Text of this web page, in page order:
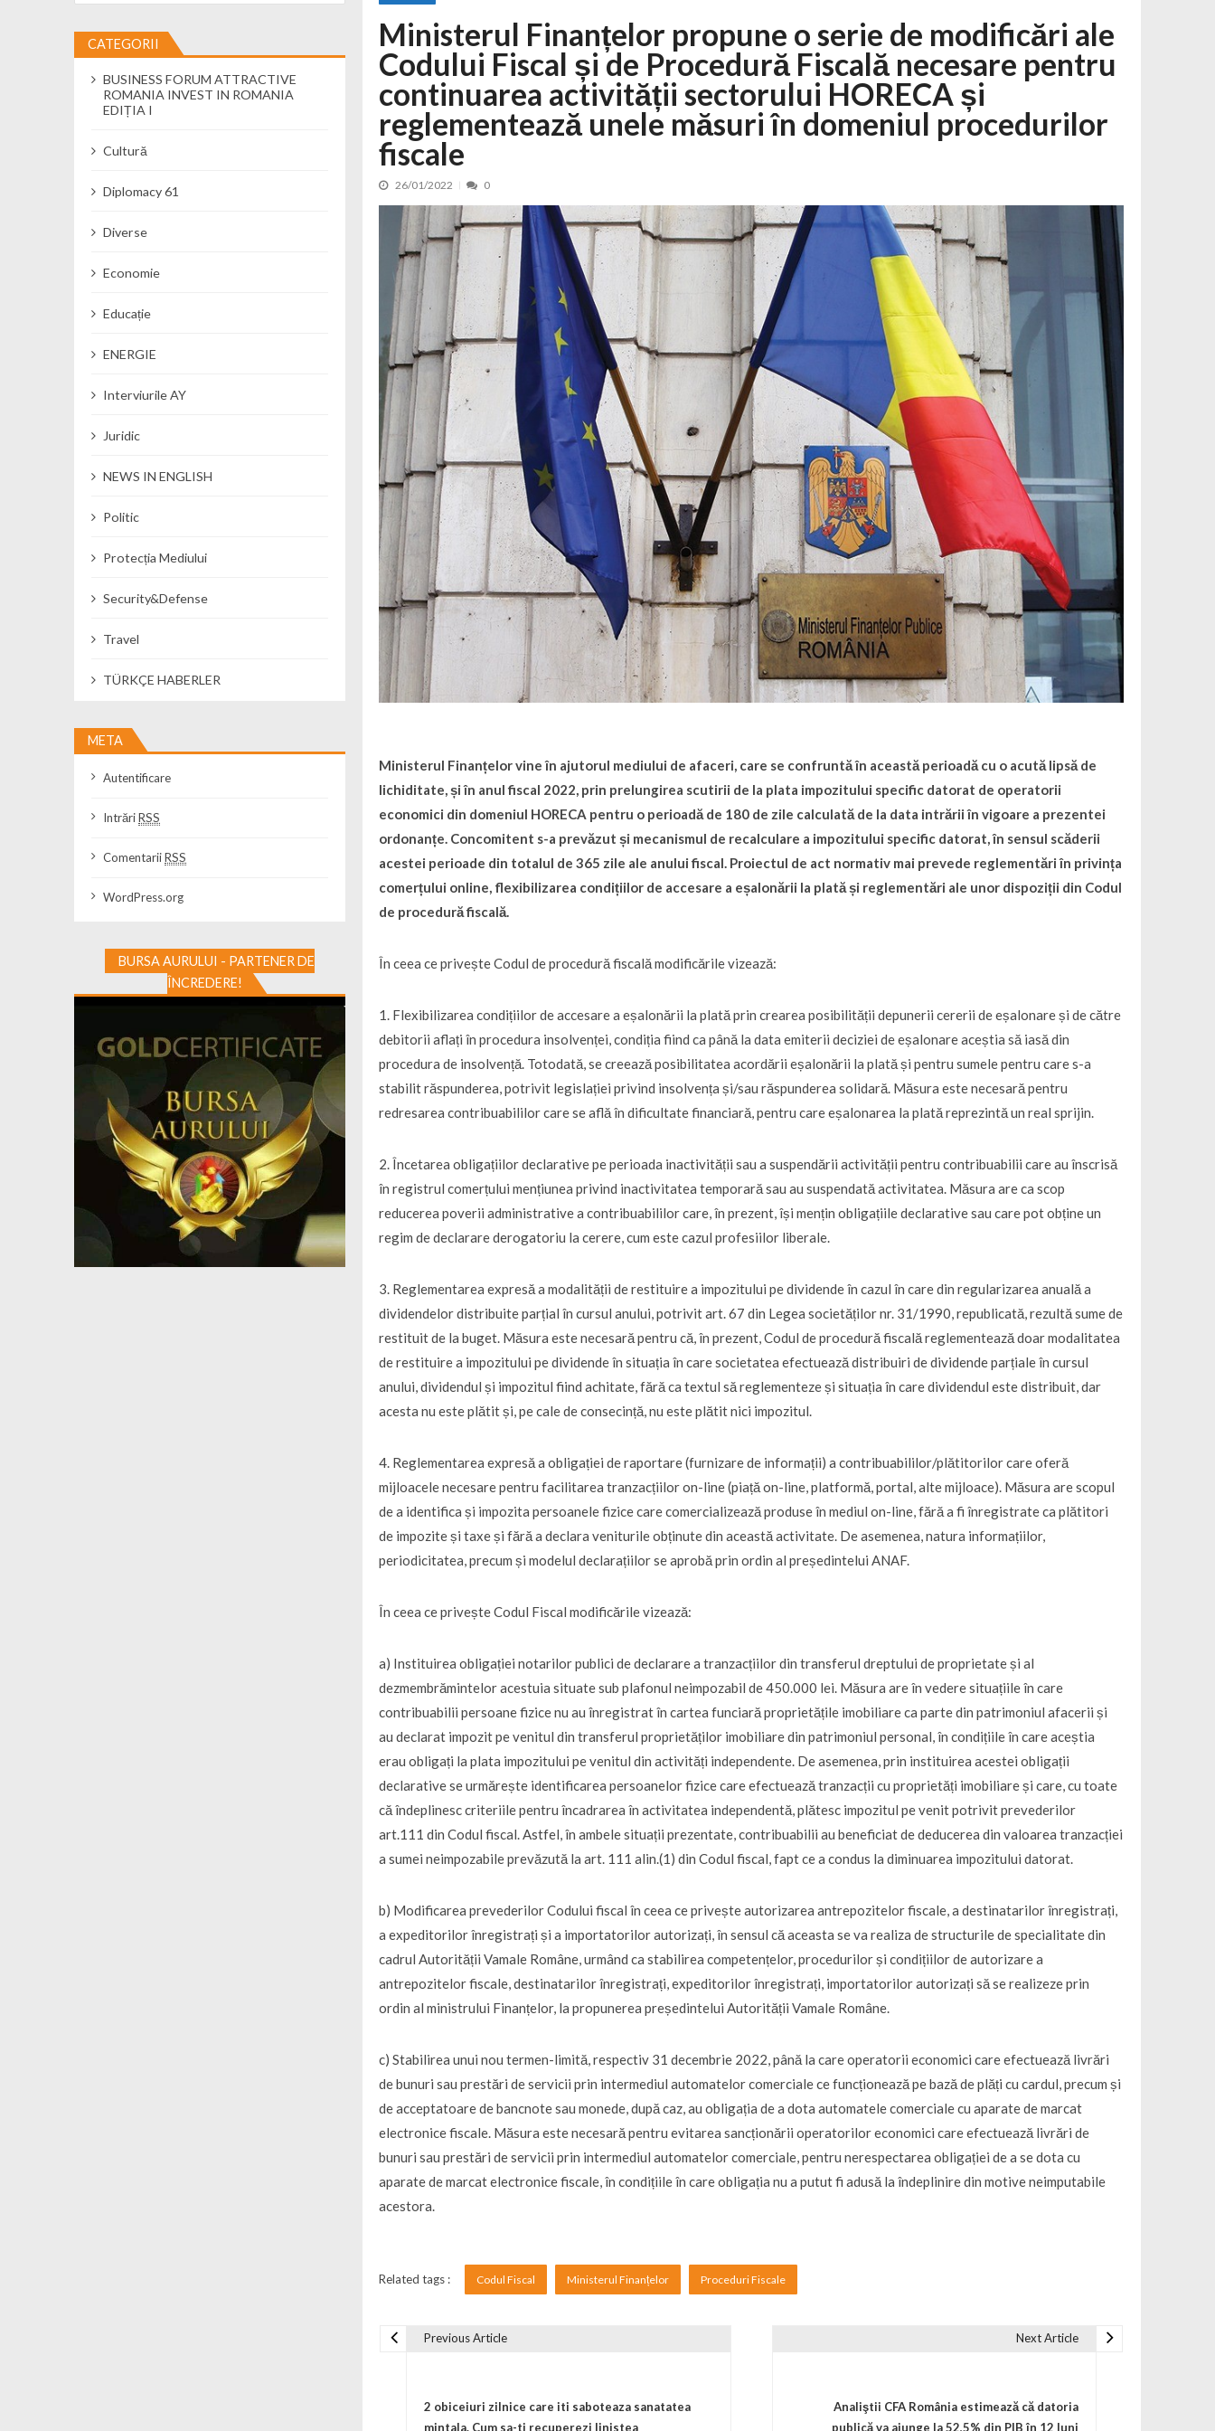
Încă o creșă modernă pentru Alba: 40 de locuri noi la Zlatna prin Programul...
Ministerul Mediului derulează dezbaterea publică pentru proiectul de lege care... 15/07/2026
Percheziții și flagrant în Neamț: canabis descoperit într-un colet și ascu... 15/07/2026
Ministerul Apărării Naționale participă la efortul național pentru protejar... 04/08/2026
Dobânzi de pânã la 7,50% la ediția FIDELIS din luna august 04/08/2026
MMAP pune în consultare publică proiectul Catalogului național al zonelor pri...
Ministerul Finanțelor propune o serie de modificări ale
Codului Fiscal și de Procedură Fiscală necesare pentru
continuarea activității sectorului HORECA și
reglementează unele măsuri în domeniul procedurilor
fiscale
26/01/2022 0
Ministerul Finanțelor vine în ajutorul mediului de afaceri, care se confruntă în această perioadă cu o acută lipsă de
lichiditate, și în anul fiscal 2022, prin prelungirea scutirii de la plata impozitului specific datorat de operatorii
economici din domeniul HORECA pentru o perioadă de 180 de zile calculată de la data intrării în vigoare a prezentei
ordonanțe. Concomitent s-a prevăzut și mecanismul de recalculare a impozitului specific datorat, în sensul scăderii
acestei perioade din totalul de 365 zile ale anului fiscal. Proiectul de act normativ mai prevede reglementări în privința
comerțului online, flexibilizarea condițiilor de accesare a eșalonării la plată și reglementări ale unor dispoziții din Codul
de procedură fiscală.
În ceea ce privește Codul de procedură fiscală modificările vizează:
1. Flexibilizarea condițiilor de accesare a eșalonării la plată prin crearea posibilității depunerii cererii de eșalonare și de către
debitorii aflați în procedura insolvenței, condiția fiind ca până la data emiterii deciziei de eșalonare aceștia să iasă din
procedura de insolvență. Totodată, se creează posibilitatea acordării eșalonării la plată și pentru sumele pentru care s-a
stabilit răspunderea, potrivit legislației privind insolvența și/sau răspunderea solidară. Măsura este necesară pentru
redresarea contribuabililor care se află în dificultate financiară, pentru care eșalonarea la plată reprezintă un real sprijin.
2. Încetarea obligațiilor declarative pe perioada inactivității sau a suspendării activității pentru contribuabilii care au înscrisă
în registrul comerțului mențiunea privind inactivitatea temporară sau au suspendată activitatea. Măsura are ca scop
reducerea poverii administrative a contribuabililor care, în prezent, își mențin obligațiile declarative sau care pot obține un
regim de declarare derogatoriu la cerere, cum este cazul profesiilor liberale.
3. Reglementarea expresă a modalității de restituire a impozitului pe dividende în cazul în care din regularizarea anuală a
dividendelor distribuite parțial în cursul anului, potrivit art. 67 din Legea societăților nr. 31/1990, republicată, rezultă sume de
restituit de la buget. Măsura este necesară pentru că, în prezent, Codul de procedură fiscală reglementează doar modalitatea
de restituire a impozitului pe dividende în situația în care societatea efectuează distribuiri de dividende parțiale în cursul
anului, dividendul și impozitul fiind achitate, fără ca textul să reglementeze și situația în care dividendul este distribuit, dar
acesta nu este plătit și, pe cale de consecință, nu este plătit nici impozitul.
4. Reglementarea expresă a obligației de raportare (furnizare de informații) a contribuabililor/plătitorilor care oferă
mijloacele necesare pentru facilitarea tranzacțiilor on-line (piață on-line, platformă, portal, alte mijloace). Măsura are scopul
de a identifica și impozita persoanele fizice care comercializează produse în mediul on-line, fără a fi înregistrate ca plătitori
de impozite și taxe și fără a declara veniturile obținute din această activitate. De asemenea, natura informațiilor,
periodicitatea, precum și modelul declarațiilor se aprobă prin ordin al președintelui ANAF.
În ceea ce privește Codul Fiscal modificările vizează:
a) Instituirea obligației notarilor publici de declarare a tranzacțiilor din transferul dreptului de proprietate și al
dezmembrămintelor acestuia situate sub plafonul neimpozabil de 450.000 lei. Măsura are în vedere situațiile în care
contribuabilii persoane fizice nu au înregistrat în cartea funciară proprietățile imobiliare ca parte din patrimoniul afacerii și
au declarat impozit pe venitul din transferul proprietăților imobiliare din patrimoniul personal, în condițiile în care aceștia
erau obligați la plata impozitului pe venitul din activități independente. De asemenea, prin instituirea acestei obligații
declarative se urmărește identificarea persoanelor fizice care efectuează tranzacții cu proprietăți imobiliare și care, cu toate
că îndeplinesc criteriile pentru încadrarea în activitatea independentă, plătesc impozitul pe venit potrivit prevederilor
art.111 din Codul fiscal. Astfel, în ambele situații prezentate, contribuabilii au beneficiat de deducerea din valoarea tranzacției
a sumei neimpozabile prevăzută la art. 111 alin.(1) din Codul fiscal, fapt ce a condus la diminuarea impozitului datorat.
b) Modificarea prevederilor Codului fiscal în ceea ce privește autorizarea antrepozitelor fiscale, a destinatarilor înregistrați,
a expeditorilor înregistrați și a importatorilor autorizați, în sensul că aceasta se va realiza de structurile de specialitate din
cadrul Autorității Vamale Române, urmând ca stabilirea competențelor, procedurilor și condițiilor de autorizare a
antrepozitelor fiscale, destinatarilor înregistrați, expeditorilor înregistrați, importatorilor autorizați să se realizeze prin
ordin al ministrului Finanțelor, la propunerea președintelui Autorității Vamale Române.
c) Stabilirea unui nou termen-limită, respectiv 31 decembrie 2022, până la care operatorii economici care efectuează livrări
de bunuri sau prestări de servicii prin intermediul automatelor comerciale ce funcționează pe bază de plăți cu cardul, precum și
de acceptatoare de bancnote sau monede, după caz, au obligația de a dota automatele comerciale cu aparate de marcat
electronice fiscale. Măsura este necesară pentru evitarea sancționării operatorilor economici care efectuează livrări de
bunuri sau prestări de servicii prin intermediul automatelor comerciale, pentru nerespectarea obligației de a se dota cu
aparate de marcat electronice fiscale, în condițiile în care obligația nu a putut fi adusă la îndeplinire din motive neimputabile
acestora.
Related tags : Codul Fiscal Ministerul Finanțelor Proceduri Fiscale
Previous Article
2 obiceiuri zilnice care iti saboteaza sanatatea
mintala. Cum sa-ti recuperezi linistea
Next Article
Analiştii CFA România estimează că datoria
publică va ajunge la 52,5% din PIB în 12 luni
CATEGORII
BUSINESS FORUM ATTRACTIVE
ROMANIA INVEST IN ROMANIA
EDIȚIA I
Cultură
Diplomacy 61
Diverse
Economie
Educație
ENERGIE
Interviurile AY
Juridic
NEWS IN ENGLISH
Politic
Protecția Mediului
Security&Defense
Travel
TÜRKÇE HABERLER
META
Autentificare
IntrăriRSS
ComentariiRSS
WordPress.org
BURSA AURULUI - PARTENER DE
ÎNCREDERE!